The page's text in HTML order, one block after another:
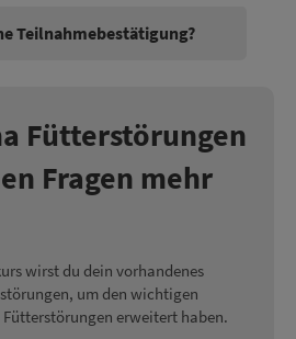
Teilnahmebestätigung?
Fütterstörungen
Fragen mehr
wirst du dein vorhandenes
um den wichtigen
erweitert haben.